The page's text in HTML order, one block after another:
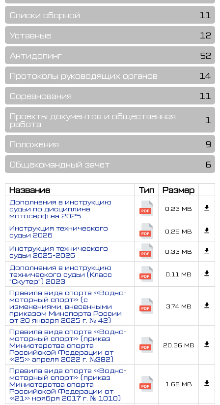
Списки сборной 11
Уставные 12
Антидопинг 52
Протоколы руководящих органов 14
Соревнования 11
Проекты документов и общественная
работа
1
Положения 9
Общекомандный зачет 6
Название Тип Размер
Дополнения в инструкцию
судьи по дисциплине
мотосерф на 2025
0.23 MB
Инструкция технического
судьи 2026
0.29 MB
Инструкция технического
судьи 2025-2026
0.33 MB
Дополнения в инструкцию
технического судьи (Класс
"Скутер") 2023
0.11 MB
Правила вида спорта «Водно-
моторный спорт» (с
изменениями, внесенными
приказом Минспорта России
от 20 января 2025 г. № 42)
3.74 MB
Правила вида спорта «Водно-
моторный спорт» (приказ
Министерства спорта
Российской Федерации от
«25» апреля 2022 г. №382)
20.36 MB
Правила вида спорта «Водно-
моторный спорт» (приказ
Министерства спорта
Российской Федерации от
«21» ноября 2017 г. № 1010)
1.68 MB